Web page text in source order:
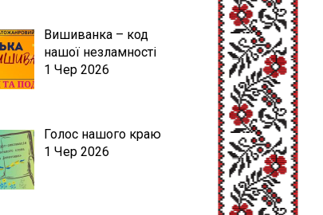
Вишиванка – код
нашої незламності
1 Чер 2026
Голос нашого краю
1 Чер 2026